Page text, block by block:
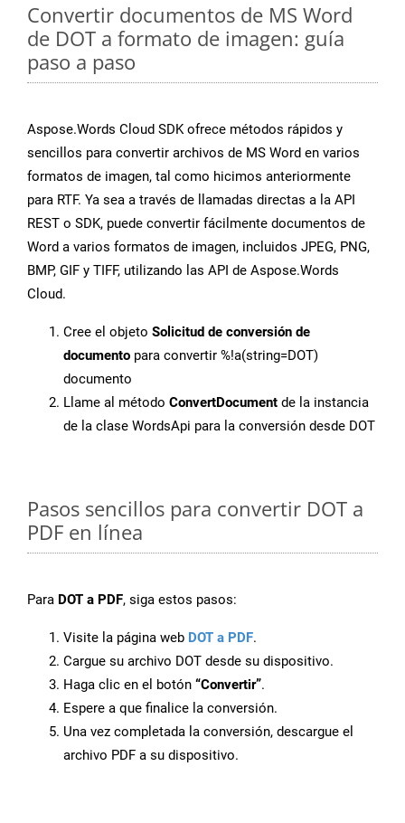
Convertir documentos de MS Word
de DOT a formato de imagen: guía
paso a paso
Aspose.Words Cloud SDK ofrece métodos rápidos y
sencillos para convertir archivos de MS Word en varios
formatos de imagen, tal como hicimos anteriormente
para RTF. Ya sea a través de llamadas directas a la API
REST o SDK, puede convertir fácilmente documentos de
Word a varios formatos de imagen, incluidos JPEG, PNG,
BMP, GIF y TIFF, utilizando las API de Aspose.Words
Cloud.
Cree el objeto Solicitud de conversión de
documento para convertir %!a(string=DOT)
documento
Llame al método ConvertDocument de la instancia
de la clase WordsApi para la conversión desde DOT
Pasos sencillos para convertir DOT a
PDF en línea
Para DOT a PDF, siga estos pasos:
Visite la página web DOT a PDF.
Cargue su archivo DOT desde su dispositivo.
Haga clic en el botón “Convertir”.
Espere a que finalice la conversión.
Una vez completada la conversión, descargue el
archivo PDF a su dispositivo.